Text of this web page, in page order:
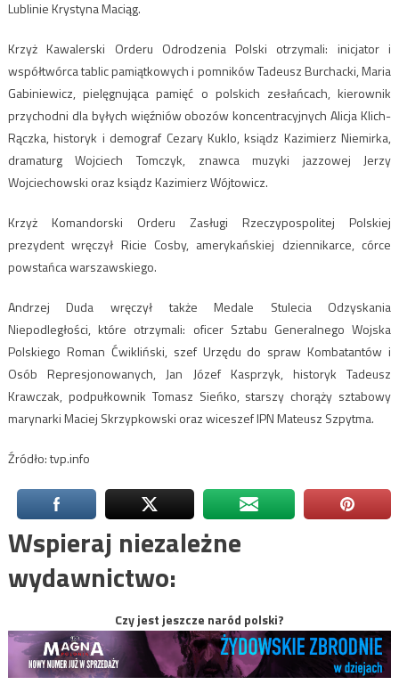
Lublinie Krystyna Maciąg.
Krzyż Kawalerski Orderu Odrodzenia Polski otrzymali: inicjator i
współtwórca tablic pamiątkowych i pomników Tadeusz Burchacki, Maria
Gabiniewicz, pielęgnująca pamięć o polskich zesłańcach, kierownik
przychodni dla byłych więźniów obozów koncentracyjnych Alicja Klich-
Rączka, historyk i demograf Cezary Kuklo, ksiądz Kazimierz Niemirka,
dramaturg Wojciech Tomczyk, znawca muzyki jazzowej Jerzy
Wojciechowski oraz ksiądz Kazimierz Wójtowicz.
Krzyż Komandorski Orderu Zasługi Rzeczypospolitej Polskiej
prezydent wręczył Ricie Cosby, amerykańskiej dziennikarce, córce
powstańca warszawskiego.
Andrzej Duda wręczył także Medale Stulecia Odzyskania
Niepodległości, które otrzymali: oficer Sztabu Generalnego Wojska
Polskiego Roman Ćwikliński, szef Urzędu do spraw Kombatantów i
Osób Represjonowanych, Jan Józef Kasprzyk, historyk Tadeusz
Krawczak, podpułkownik Tomasz Sieńko, starszy chorąży sztabowy
marynarki Maciej Skrzypkowski oraz wiceszef IPN Mateusz Szpytma.
Źródło: tvp.info
Wspieraj niezależne
wydawnictwo:
Czy jest jeszcze naród polski?